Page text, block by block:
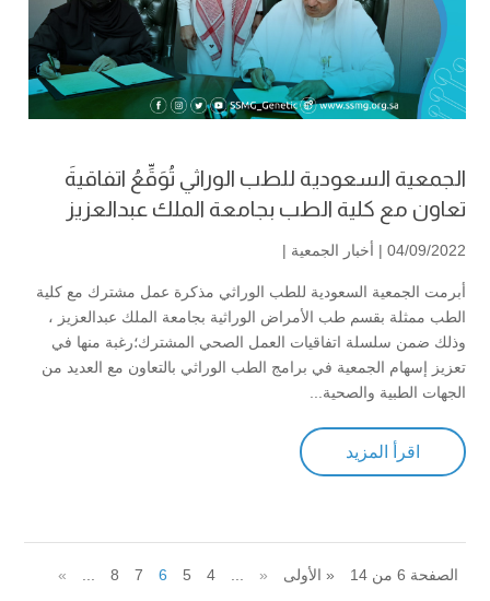
الجمعية السعودية للطب الوراثي تُوَقِّعُ اتفاقيةَ
تعاون مع كلية الطب بجامعة الملك عبدالعزيز
04/09/2022 | أخبار الجمعية |
أبرمت الجمعية السعودية للطب الوراثي مذكرة عمل مشترك مع كلية
الطب ممثلة بقسم طب الأمراض الوراثية بجامعة الملك عبدالعزيز ،
وذلك ضمن سلسلة اتفاقيات العمل الصحي المشترك؛رغبة منها في
تعزيز إسهام الجمعية في برامج الطب الوراثي بالتعاون مع العديد من
الجهات الطبية والصحية...
اقرأ المزيد
الصفحة 6 من 14 « الأولى «
...
4
5
6
7
8
...
»